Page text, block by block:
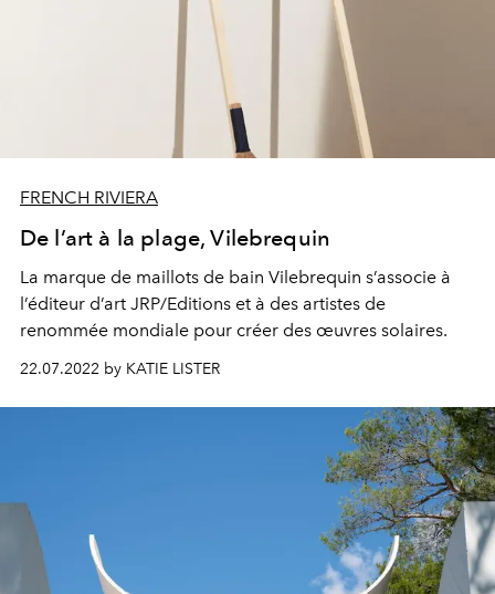
FRENCH RIVIERA
De l’art à la plage, Vilebrequin
La marque de maillots de bain Vilebrequin s’associe à
l’éditeur d’art JRP/Editions et à des artistes de
renommée mondiale pour créer des œuvres solaires.
22.07.2022 by KATIE LISTER